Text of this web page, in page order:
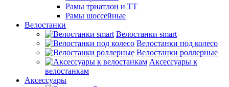
Рамы триатлон и ТТ
Рамы шоссейные
Велостанки
Велостанки smart
Велостанки под колесо
Велостанки роллерные
Аксессуары к
велостанкам
Аксессуары